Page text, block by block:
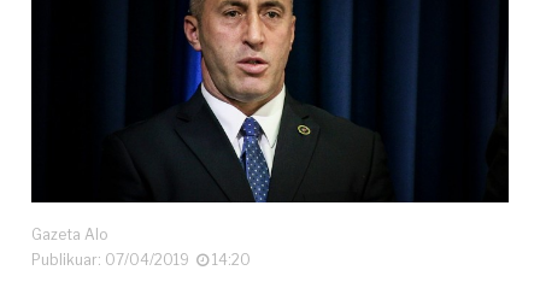
Gazeta Alo
Publikuar: 07/04/2019
14:20